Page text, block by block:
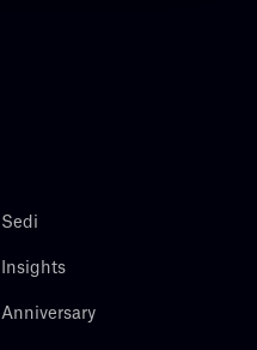
Sedi
Insights
Anniversary